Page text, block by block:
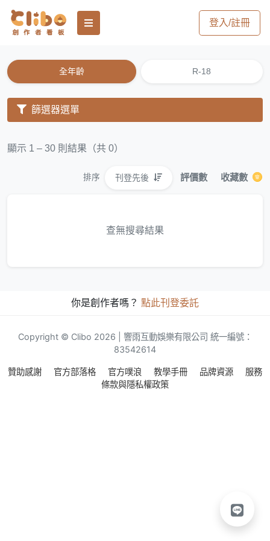
登入/註冊
全年齡 R-18
篩選器選單
顯示 1 – 30 則結果（共 0）
排序 刊登先後 評價數 收藏數
查無搜尋結果
你是創作者嗎？ 點此刊登委託
Copyright © Clibo 2026 | 響雨互動娛樂有限公司 統一編號：
83542614
贊助感謝 官方部落格 官方噗浪 教學手冊 品牌資源
服務
條款與隱私權政策